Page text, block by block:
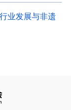
业发展与非遗